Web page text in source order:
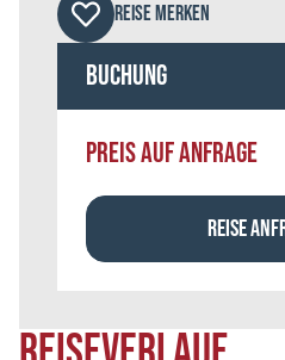
REISE MERKEN
Buchung
PREIS AUF ANFRAGE
REISE